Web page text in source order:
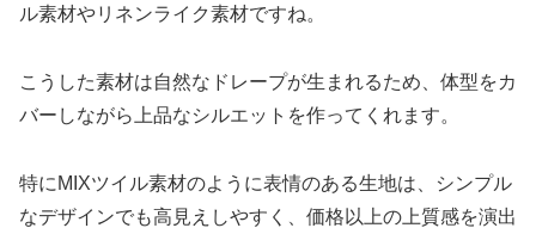
ル素材やリネンライク素材ですね。
こうした素材は自然なドレープが生まれるため、体型をカ
バーしながら上品なシルエットを作ってくれます。
特にMIXツイル素材のように表情のある生地は、シンプル
なデザインでも高見えしやすく、価格以上の上質感を演出